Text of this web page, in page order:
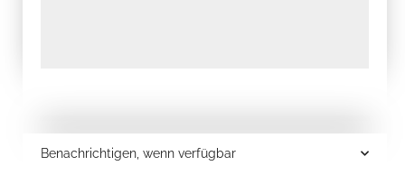
Benachrichtigen, wenn verfügbar